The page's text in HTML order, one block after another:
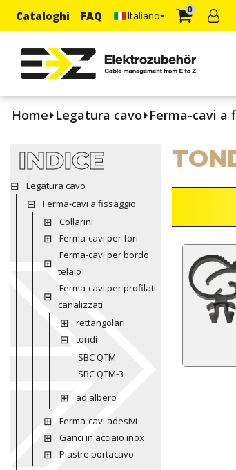
Cataloghi FAQ Italiano 0
Home Legatura cavo Ferma-cavi a
INDICE
Legatura cavo
Ferma-cavi a fissaggio
Collarini
Ferma-cavi per fori
Ferma-cavi per bordo
telaio
Ferma-cavi per profilati
canalizzati
rettangolari
tondi
SBC QTM
SBC QTM-3
ad albero
Ferma-cavi adesivi
Ganci in acciaio inox
Piastre portacavo